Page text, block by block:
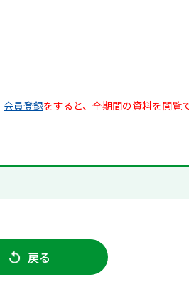
会員登録をすると、全期間の資料を閲覧
戻る